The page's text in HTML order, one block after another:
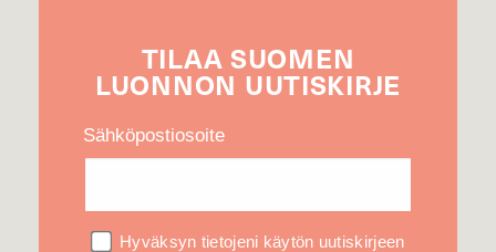
TILAA SUOMEN
LUONNON UUTIS­KIRJE
Sähköpostiosoite
Hyväksyn tietojeni käytön uutiskirjeen